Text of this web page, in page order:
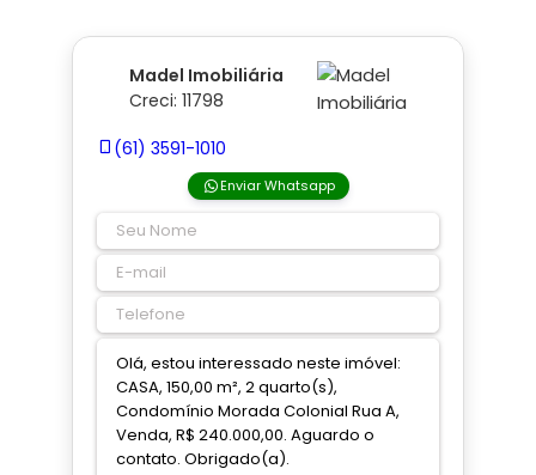
Madel Imobiliária
Creci: 11798
(61) 3591-1010
Enviar Whatsapp